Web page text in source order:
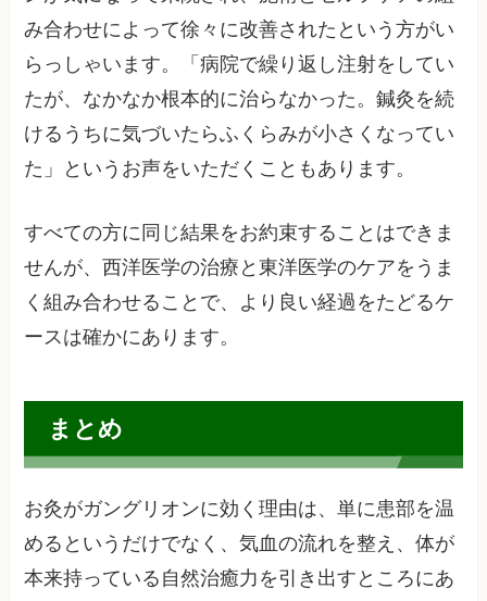
み合わせによって徐々に改善されたという方がい
らっしゃいます。「病院で繰り返し注射をしてい
たが、なかなか根本的に治らなかった。鍼灸を続
けるうちに気づいたらふくらみが小さくなってい
た」というお声をいただくこともあります。
すべての方に同じ結果をお約束することはできま
せんが、西洋医学の治療と東洋医学のケアをうま
く組み合わせることで、より良い経過をたどるケ
ースは確かにあります。
まとめ
お灸がガングリオンに効く理由は、単に患部を温
めるというだけでなく、気血の流れを整え、体が
本来持っている自然治癒力を引き出すところにあ